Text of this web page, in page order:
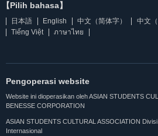
【Pilih bahasa】
日本語 English 中文（简体字） 中文（
Tiếng Việt
ภาษาไทย
Pengoperasi website
Website ini dioperasikan oleh ASIAN STUDENTS
BENESSE CORPORATION
ASIAN STUDENTS CULTURAL ASSOCIATION
Internasional